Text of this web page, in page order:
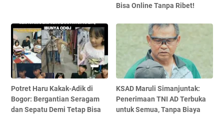
Bisa Online Tanpa Ribet!
Potret Haru Kakak-Adik di
Bogor: Bergantian Seragam
dan Sepatu Demi Tetap Bisa
KSAD Maruli Simanjuntak:
Penerimaan TNI AD Terbuka
untuk Semua, Tanpa Biaya